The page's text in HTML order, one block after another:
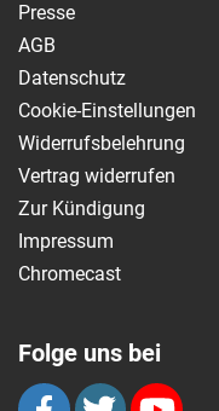
Presse
AGB
Datenschutz
Cookie-Einstellungen
Widerrufsbelehrung
Vertrag widerrufen
Zur Kündigung
Impressum
Chromecast
Folge uns bei